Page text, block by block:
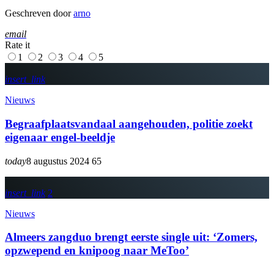
Geschreven doorarno
email
Rate it
1
2 3 4 5
insert_link
Nieuws
Begraafplaatsvandaal aangehouden, politie zoekt
eigenaar engel-beeldje
today8 augustus 2024 65
insert_link 2
Nieuws
Almeers zangduo brengt eerste single uit: ‘Zomers,
opzwepend en knipoog naar MeToo’